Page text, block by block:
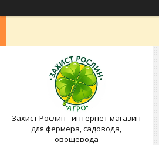
Захист Рослин - интернет магазин
для фермера, садовода,
овощевода